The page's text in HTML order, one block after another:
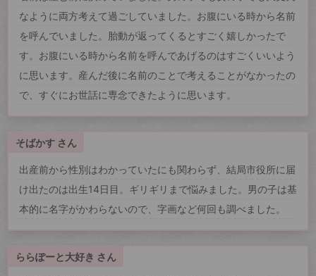
なように両方考えて過ごしていました。お腹にいる時から名前
を呼んでいました。胎動が返ってくるとすごく嬉しかったで
す。お腹にいる時から名前を呼んであげるのはすごくいいよう
に思います。産んだ後に名前のことで考えることがなかったの
で、すぐにお世話に専念できたように思います。
そばかす さん
出産前から性別はわかっていたにも関わらず、結局市役所に届
け出たのは出生14日目。ギリギリまで悩みました。男の子は基
本的に名字がかわらないので、字画など何回も調べました。
ららぽーと大好き さん